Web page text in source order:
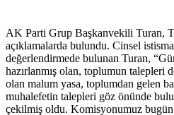
AK Parti Grup Başkanvekili Turan,
açıklamalarda bulundu. Cinsel
değerlendirmede bulunan Turan,
hazırlanmış olan, toplumun talepleri
olan malum yasa, toplumdan gelen
muhalefetin talepleri göz önünde
çekilmiş oldu. Komisyonumuz